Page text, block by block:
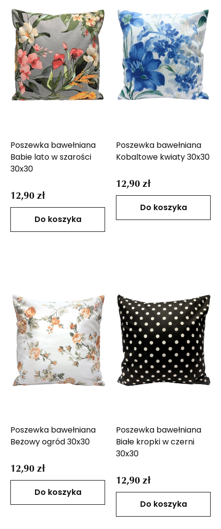
Poszewka bawełniana
Babie lato w szarości
30x30
12,90 zł
Do koszyka
Poszewka bawełniana
Kobaltowe kwiaty 30x30
12,90 zł
Do koszyka
Poszewka bawełniana
Beżowy ogród 30x30
12,90 zł
Do koszyka
Poszewka bawełniana
Białe kropki w czerni
30x30
12,90 zł
Do koszyka